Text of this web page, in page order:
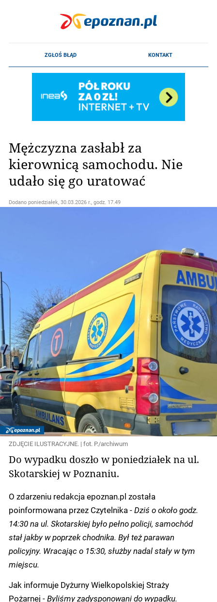
Mężczyzna zasłabł za
kierownicą samochodu. Nie
udało się go uratować
Dodano poniedziałek, 30.03.2026 r., godz. 17.49
ZDJĘCIE ILUSTRACYJNE. | fot. P./archiwum
Do wypadku doszło w poniedziałek na ul.
Skotarskiej w Poznaniu.
O zdarzeniu redakcja epoznan.pl została
poinformowana przez Czytelnika -Dziś o około godz.
14:30 na ul. Skotarskiej było pełno policji, samochód
stał jakby w poprzek chodnika. Był też parawan
policyjny. Wracając o 15:30, służby nadal stały w tym
miejscu.
Jak informuje Dyżurny Wielkopolskiej Straży
Pożarnej -Byliśmy zadysponowani do wypadku.